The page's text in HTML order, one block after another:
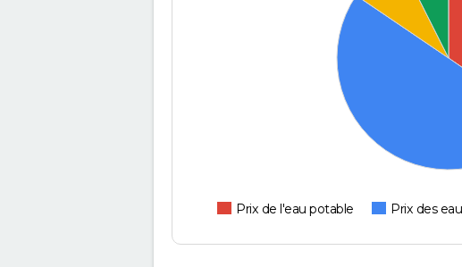
Prix de l'eau potable Prix des